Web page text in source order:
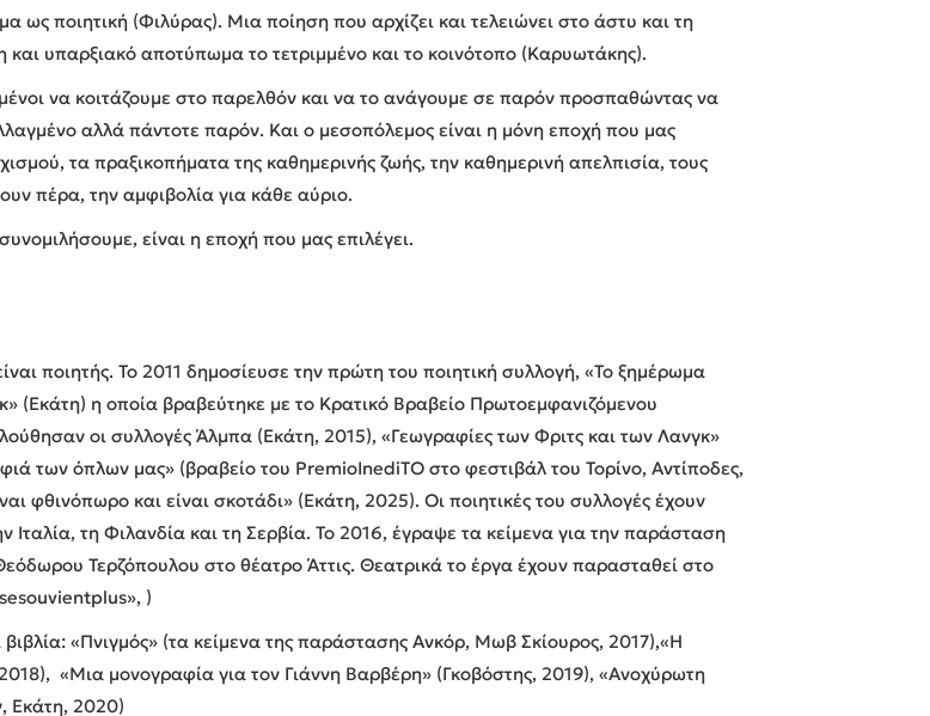
ποιητική (Φιλύρας). Μια ποίηση που αρχίζει και τελειώνει στο άστυ και τη
υπαρξιακό αποτύπωμα το τετριμμένο και το κοινότοπο (Καρυωτάκης).
να κοιτάζουμε στο παρελθόν και να το ανάγουμε σε παρόν προσπαθώντας να
αλλά πάντοτε παρόν. Και ο μεσοπόλεμος είναι η μόνη εποχή που μας
τα πραξικοπήματα της καθημερινής ζωής, την καθημερινή απελπισία, τους
πέρα, την αμφιβολία για κάθε αύριο.
είναι η εποχή που μας επιλέγει.
ποιητής. Το 2011 δημοσίευσε την πρώτη του ποιητική συλλογή, «Το ξημέρωμα
(Εκάτη) η οποία βραβεύτηκε µε το Κρατικό Βραβείο Πρωτοεμφανιζόμενου
οι συλλογές Άλµπα (Εκάτη, 2015), «Γεωγραφίες των Φριτς και των Λανγκ»
των όπλων μας» (βραβείο του PremioInediTO στο φεστιβάλ του Τορίνο, Αντίποδες,
φθινόπωρο και είναι σκοτάδι» (Εκάτη, 2025). Οι ποιητικές του συλλογές έχουν
Ιταλία, τη Φιλανδία και τη Σερβία. Το 2016, έγραψε τα κείμενα για την παράσταση
Τερζόπουλου στο θέατρο Άττις. Θεατρικά το έργα έχουν παρασταθεί στο
)
βιβλία: «Πνιγμός» (τα κείμενα της παράστασης Ανκόρ, Μωβ Σκίουρος, 2017),«Η
«Μια μονογραφία για τον Γιάννη Βαρβέρη» (Γκοβόστης, 2019), «Ανοχύρωτη
Εκάτη, 2020)